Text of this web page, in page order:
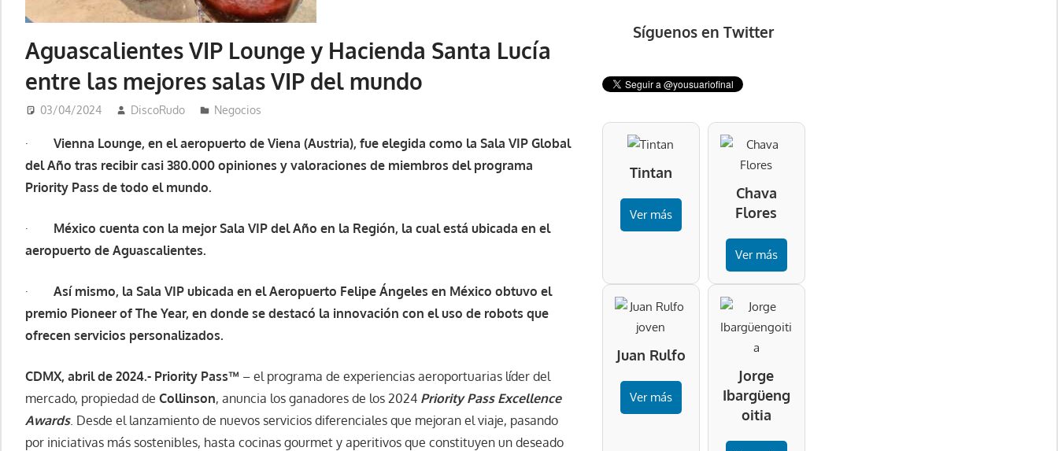
Aguascalientes VIP Lounge y Hacienda Santa Lucía
entre las mejores salas VIP del mundo
03/04/2024 DiscoRudo Negocios
· Vienna Lounge, en el aeropuerto de Viena (Austria), fue elegida como la Sala VIP Global
del Año tras recibir casi 380.000 opiniones y valoraciones de miembros del programa
Priority Pass de todo el mundo.
· México cuenta con la mejor Sala VIP del Año en la Región, la cual está ubicada en el
aeropuerto de Aguascalientes.
· Así mismo, la Sala VIP ubicada en el Aeropuerto Felipe Ángeles en México obtuvo el
premio Pioneer of The Year, en donde se destacó la innovación con el uso de robots que
ofrecen servicios personalizados.
CDMX, abril de 2024.- Priority Pass™ – el programa de experiencias aeroportuarias líder del
mercado, propiedad de Collinson, anuncia los ganadores de los 2024 Priority Pass Excellence
Awards. Desde el lanzamiento de nuevos servicios diferenciales que mejoran el viaje, pasando
por iniciativas más sostenibles, hasta cocinas gourmet y aperitivos que constituyen un deseado
Síguenos en Twitter
Tintan
Ver más
Chava
Flores
Ver más
Juan Rulfo
Ver más
Jorge
Ibargüeng
oitia